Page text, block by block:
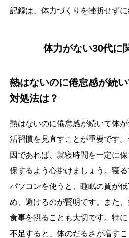
記録は、体力づくりを挫折せずに
体力がない30代に
熱はないのに倦怠感が続
対処法は？
熱はないのに倦怠感が続いて体
活習慣を見直すことが重要です
因であれば、就寝時間を一定に
保するよう心掛けましょう。寝
パソコンを使うと、睡眠の質が
め、避けるのが賢明です。また
食事を摂ることも大切です。特
不足すると、体のだるさが増す